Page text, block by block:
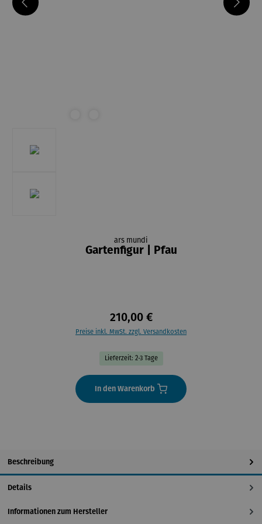
ars mundi
Gartenfigur | Pfau
210,00 €
Preise inkl. MwSt. zzgl. Versandkosten
Lieferzeit: 2-3 Tage
In den Warenkorb
Beschreibung
Details
Informationen zum Hersteller